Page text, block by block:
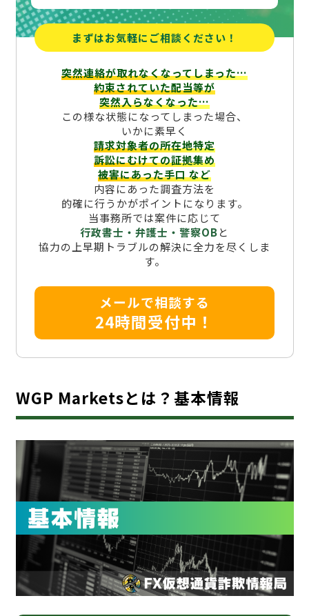
まずはお気軽にご相談ください！
突然連絡が取れなくなってしまった…
約束されていた配当等が
突然入らなくなった…
この様な状態になってしまった場合、
いかに素早く
請求対象者の所在地特定
訴訟にむけての証拠集め
被害にあった手口など
内容にあった調査方法を
的確に行うかがポイントになります。
当事務所では案件に応じて
行政書士・弁護士・警察OBと
協力の上早期トラブルの解決に全力を尽くしま
す。
メールで相談する
24時間受付中！
WGP Marketsとは？基本情報